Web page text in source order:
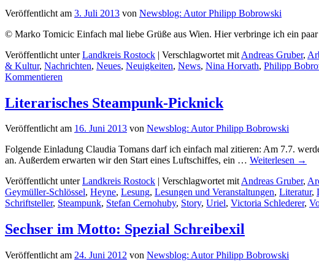
Veröffentlicht am 3. Juli 2013 von Newsblog: Autor Philipp Bobrowski
© Marko Tomicic Einfach mal liebe Grüße aus Wien. Hier verbringe ich ein
Veröffentlicht unter Landkreis Rostock | Verschlagwortet mit Andreas Gruber,
& Kultur, Nachrichten, Neues, Neuigkeiten, News, Nina Horvath, Philipp
Kommentieren
Literarisches Steampunk-Picknick
Veröffentlicht am 16. Juni 2013 von Newsblog: Autor Philipp Bobrowski
Folgende Einladung Claudia Tomans darf ich einfach mal zitieren: Am 7.7.
an. Außerdem erwarten wir den Start eines Luftschiffes, ein … Weiterlesen →
Veröffentlicht unter Landkreis Rostock | Verschlagwortet mitAndreas Gruber,
Geymüller-Schlössel, Heyne, Lesung, Lesungen und Veranstaltungen, Literatur,
Schriftsteller, Steampunk, Stefan Cernohuby, Story, Uriel, Victoria Schlederer,
Sechser im Motto: Spezial Schreibexil
Veröffentlicht am 24. Juni 2012 von Newsblog: Autor Philipp Bobrowski